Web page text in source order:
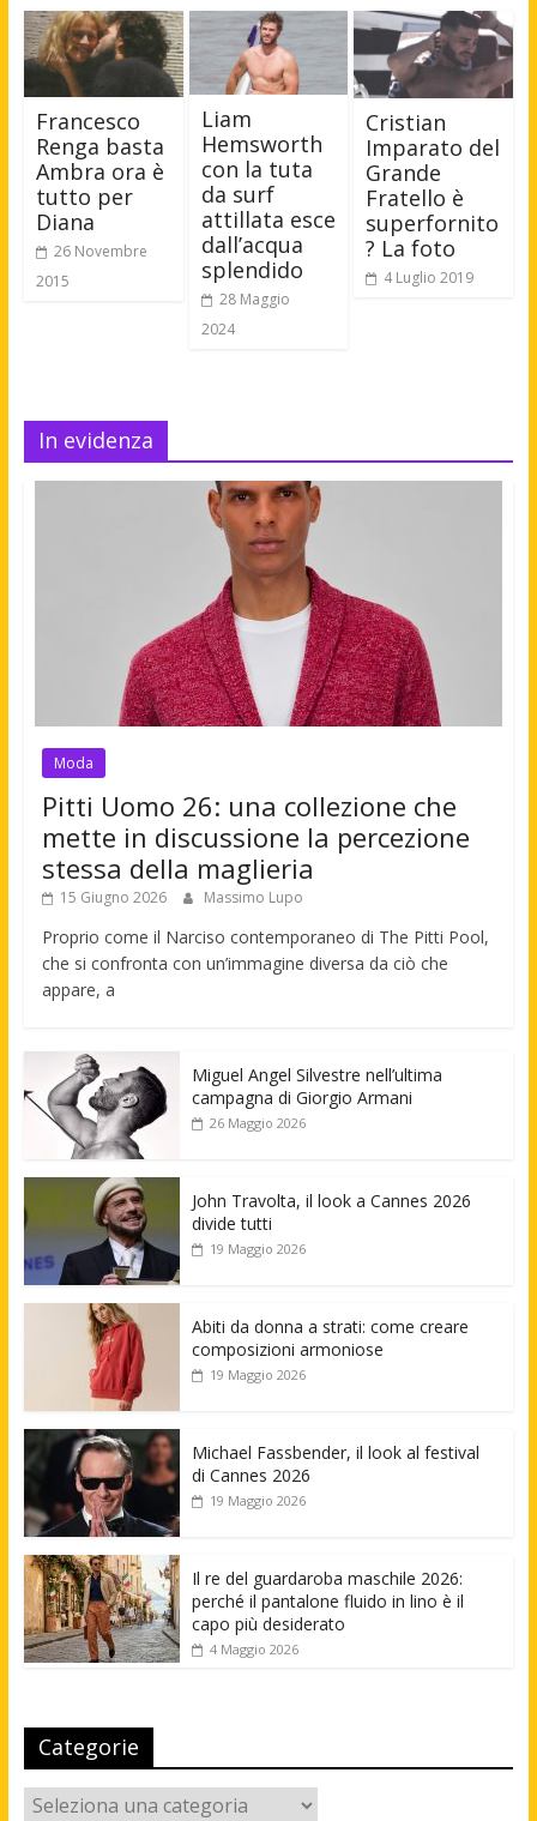
Francesco
Renga basta
Ambra ora è
tutto per
Diana
26 Novembre
2015
Liam
Hemsworth
con la tuta
da surf
attillata esce
dall’acqua
splendido
28 Maggio
2024
Cristian
Imparato del
Grande
Fratello è
superfornito
? La foto
4 Luglio 2019
In evidenza
Moda
Pitti Uomo 26: una collezione che
mette in discussione la percezione
stessa della maglieria
15 Giugno 2026 Massimo Lupo
Proprio come il Narciso contemporaneo di The Pitti Pool,
che si confronta con un’immagine diversa da ciò che
appare, a
Miguel Angel Silvestre nell’ultima
campagna di Giorgio Armani
26 Maggio 2026
John Travolta, il look a Cannes 2026
divide tutti
19 Maggio 2026
Abiti da donna a strati: come creare
composizioni armoniose
19 Maggio 2026
Michael Fassbender, il look al festival
di Cannes 2026
19 Maggio 2026
Il re del guardaroba maschile 2026:
perché il pantalone fluido in lino è il
capo più desiderato
4 Maggio 2026
Categorie
Categorie